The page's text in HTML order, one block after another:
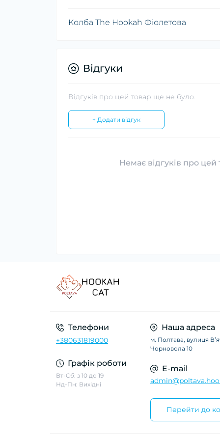
Колба The Hookah Фіолетова
Відгуки
Відгуків про цей товар ще не було.
+ Додати відгук
Немає відгуків про цей
Телефони
+380631819000
Графік роботи
Вт-Сб: з 10 до 19
Нд-Пн: Вихідні
Наша адреса
м. Полтава, вулиця
Чорновола 10
E-mail
Перейти до